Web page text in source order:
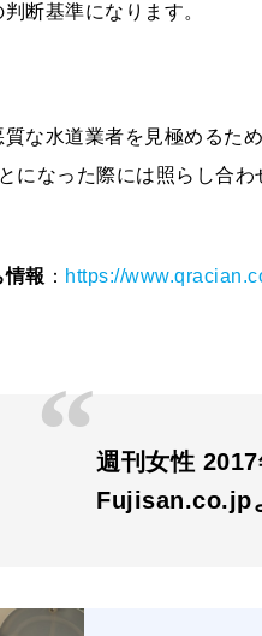
断基準になります。
な水道業者を見極めるた
になった際には照らし合
情報 ： https://
週刊女性
Fujisan.co.jp